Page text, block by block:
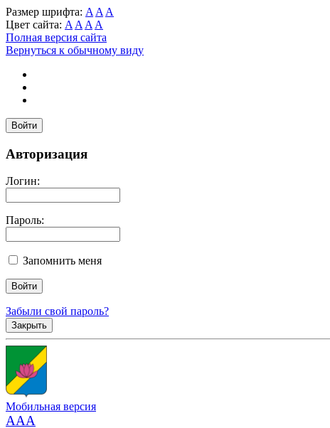
Размер шрифта: A A A
Цвет сайта: A A A A
Полная версия сайта
Вернуться к обычному виду
Войти
Авторизация
Логин:
Пароль:
Запомнить меня
Забыли свой пароль?
Закрыть
Мобильная версия
AAA